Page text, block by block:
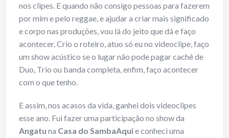
nos clipes. E quando não consigo pessoas para fazerem
por mim e pelo reggae, e ajudar a criar mais significado
e corpo nas produções, vou lá do jeito que dá e faço
acontecer. Crio o roteiro, atuo só eu no videoclipe, faço
um show acústico se o lugar não pode pagar cachê de
Duo, Trio ou banda completa, enfim, faço acontecer
com o que tenho.
E assim, nos acasos da vida, ganhei dois videoclipes
esse ano. Fui fazer uma participação no show da
Angatu na Casa do SambaAquie conheci uma